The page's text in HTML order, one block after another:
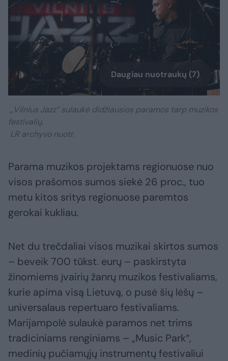
Daugiau nuotraukų (7)
„Vilnius Jazz“ sulaukė didžiausios paramos tarp muzikos
festivalių.
LR archyvo nuotr.
Parama muzikos projektams regionuose nuo
visos prašomos sumos siekė 26 proc., tuo
metu kitos sritys regionuose paremtos
gerokai kukliau.
Net du trečdaliai visos muzikai skirtos sumos
– beveik 700 tūkst. eurų – paskirstyta
žinomiems įvairių žanrų muzikos festivaliams,
kurie apima visą Lietuvą, o pusė šių lėšų –
universalaus repertuaro festivaliams.
Marijampolė sulaukė paramos net trims
tradiciniams renginiams – „Music Park“,
medinių pučiamųjų instrumentų festivaliui